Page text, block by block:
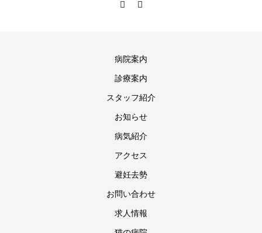
病院案内
診療案内
スタッフ紹介
お知らせ
病気紹介
アクセス
避妊去勢
お問い合わせ
求人情報